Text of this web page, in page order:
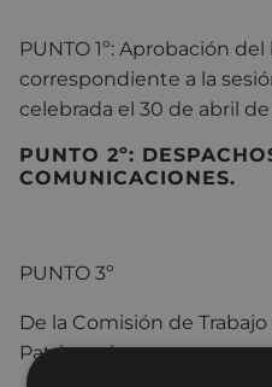
PUNTO 1º: Aprobación
correspondiente a la
celebrada el 30 de abril de
PUNTO 2º:
COMUNICACIONES.
PUNTO 3º
De la Comisión de
Patrimonio.